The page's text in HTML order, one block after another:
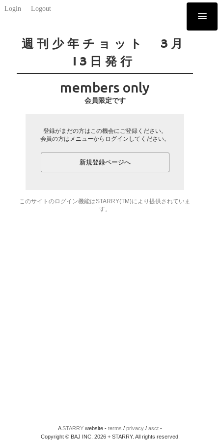
Login Logout
週刊少年チョット 3月
13日発行
members only
会員限定です
登録がまだの方はこの機会にご登録ください。
会員の方はメニューからログインしてください。
新規登録ページへ
このサイトのログイン機能はSTARRY(TM)により提供されていま
す。
ASTARRY website - terms / privacy / asct -
Copyright © BAJ INC. 2026 + STARRY. All rights reserved.